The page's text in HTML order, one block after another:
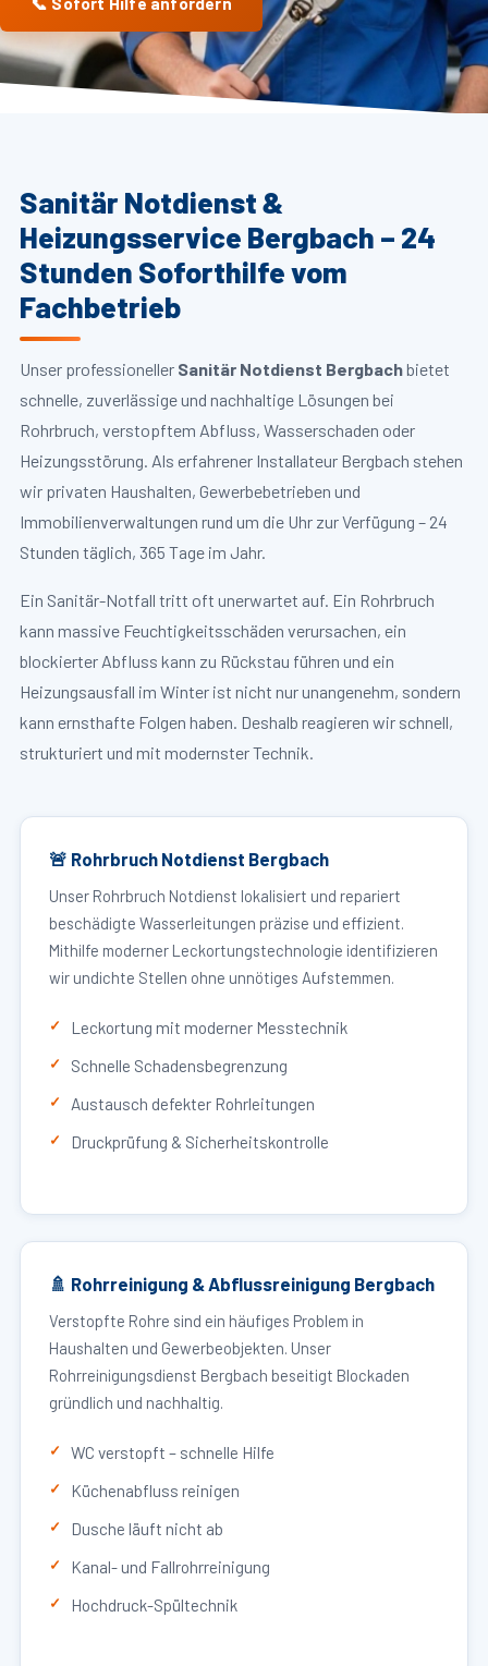
Sanitär Notdienst &
Heizungsservice Bergbach – 24
Stunden Soforthilfe vom
Fachbetrieb
Unser professioneller Sanitär Notdienst Bergbachbietet
schnelle, zuverlässige und nachhaltige Lösungen bei
Rohrbruch, verstopftem Abfluss, Wasserschaden oder
Heizungsstörung. Als erfahrener Installateur Bergbach stehen
wir privaten Haushalten, Gewerbebetrieben und
Immobilienverwaltungen rund um die Uhr zur Verfügung – 24
Stunden täglich, 365 Tage im Jahr.
Ein Sanitär-Notfall tritt oft unerwartet auf. Ein Rohrbruch
kann massive Feuchtigkeitsschäden verursachen, ein
blockierter Abfluss kann zu Rückstau führen und ein
Heizungsausfall im Winter ist nicht nur unangenehm, sondern
kann ernsthafte Folgen haben. Deshalb reagieren wir schnell,
strukturiert und mit modernster Technik.
🚨 Rohrbruch Notdienst Bergbach
Unser Rohrbruch Notdienst lokalisiert und repariert
beschädigte Wasserleitungen präzise und effizient.
Mithilfe moderner Leckortungstechnologie identifizieren
wir undichte Stellen ohne unnötiges Aufstemmen.
Leckortung mit moderner Messtechnik
Schnelle Schadensbegrenzung
Austausch defekter Rohrleitungen
Druckprüfung & Sicherheitskontrolle
🚿 Rohrreinigung & Abflussreinigung Bergbach
Verstopfte Rohre sind ein häufiges Problem in
Haushalten und Gewerbeobjekten. Unser
Rohrreinigungsdienst Bergbach beseitigt Blockaden
gründlich und nachhaltig.
WC verstopft – schnelle Hilfe
Küchenabfluss reinigen
Dusche läuft nicht ab
Kanal- und Fallrohrreinigung
Hochdruck-Spültechnik